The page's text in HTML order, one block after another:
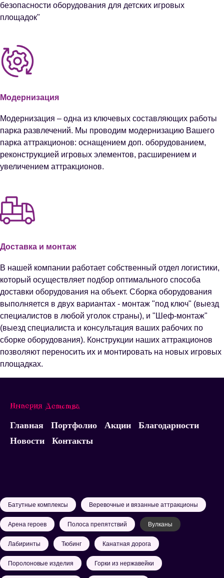
безопасности оборудования для детских игровых
площадок"
Модернизация
Модернизация – одна из ключевых составляющих работы
парка развлечений. Мы проводим модернизацию Вашего
парка аттракционов: оснащением доп. оборудованием,
реконструкцией игровых элементов, расширением и
увеличением аттракционов.
Доставка и монтаж
В нашей компании работает собственный отдел логистики,
который осуществляет подбор оптимального способа
доставки оборудования на объект. Сборка оборудования
выполняется в двух вариантах - монтаж "под ключ" (выезд
специалистов в любой уголок страны), и "Шеф-монтаж"
(выезд специалиста и консультация ваших рабочих по
сборке оборудования). Конструкции наших аттракционов
позволяют переносить их и монтировать на новых игровых
площадках.
Главная Портфолио Акции
Благодарности
Новости
Контакты
Батутные комплексы Веревочные и вязанные аттракционы
Арена героев Полоса препятствий Вулканы
Лабиринты Тюбинг Канатная дорога
Поролоновые изделия Горки из нержавейки